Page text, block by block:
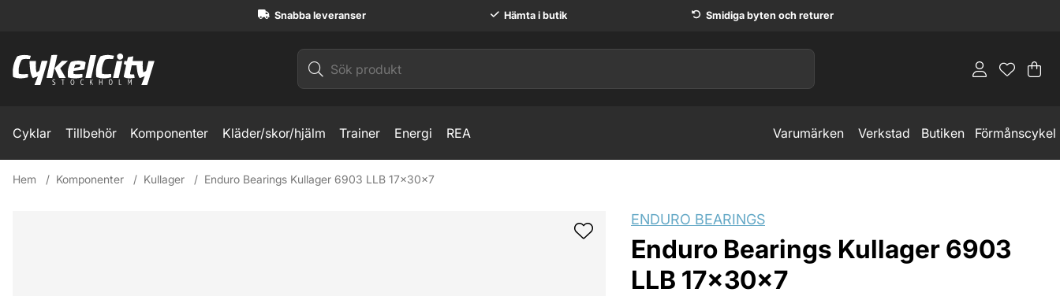
Snabba leveranser Hämta i butik Smidiga byten och returer
.
Cyklar Tillbehör Komponenter Kläder/skor/hjälm Trainer Energi REA Varumärken Verkstad Butiken Förmånscykel
Hem Komponenter Kullager Enduro Bearings Kullager 6903 LLB 17x30x7
ENDURO BEARINGS
Enduro Bearings Kullager 6903
LLB 17x30x7